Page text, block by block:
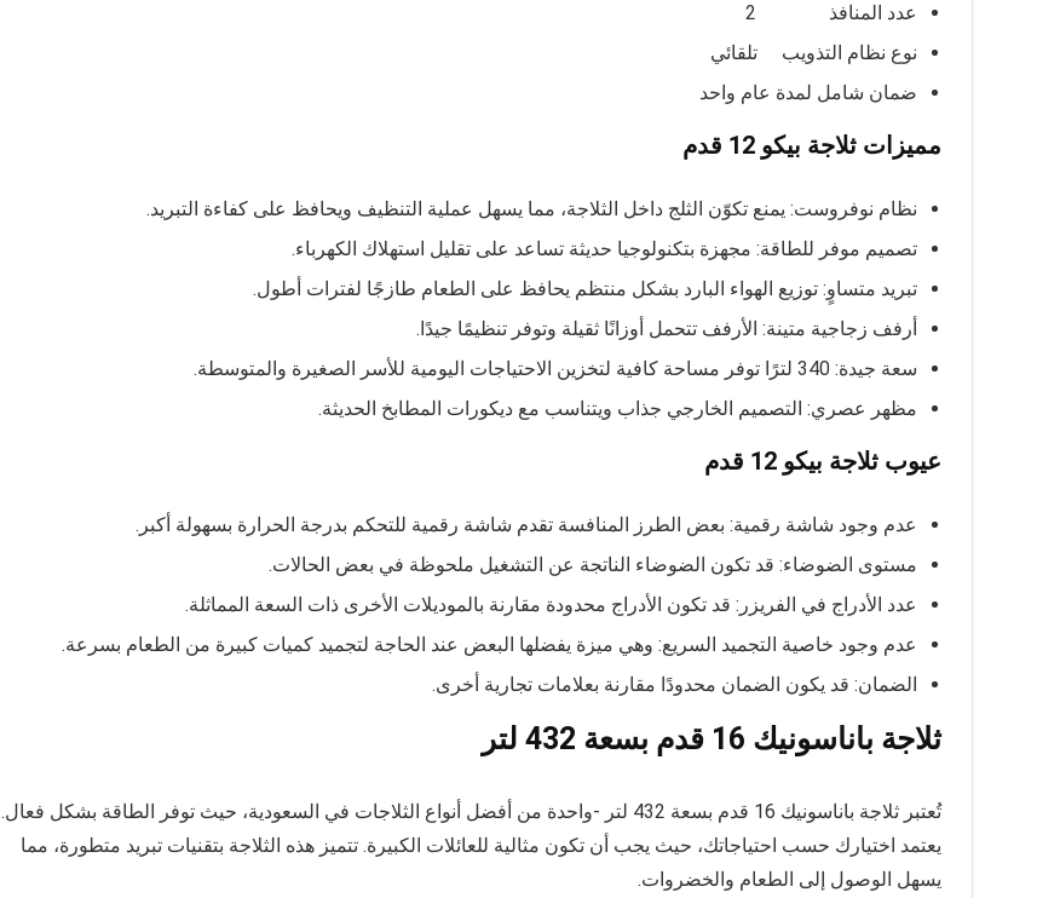
عدد المنافذ 2
نوع نظام التذويب تلقائي
ضمان شامل لمدة عام واحد
مميزات ثلاجة بيكو 12 قدم
نظام نوفروست: يمنع تكوّن الثلج داخل الثلاجة، مما يسهل عملية التنظيف ويحافظ على كفاءة التبريد.
تصميم موفر للطاقة: مجهزة بتكنولوجيا حديثة تساعد على تقليل استهلاك الكهرباء.
تبريد متساوٍ: توزيع الهواء البارد بشكل منتظم يحافظ على الطعام طازجًا لفترات أطول.
أرفف زجاجية متينة: الأرفف تتحمل أوزانًا ثقيلة وتوفر تنظيمًا جيدًا.
سعة جيدة: 340 لترًا توفر مساحة كافية لتخزين الاحتياجات اليومية للأسر الصغيرة والمتوسطة.
مظهر عصري: التصميم الخارجي جذاب ويتناسب مع ديكورات المطابخ الحديثة.
عيوب ثلاجة بيكو 12 قدم
عدم وجود شاشة رقمية: بعض الطرز المنافسة تقدم شاشة رقمية للتحكم بدرجة الحرارة بسهولة أكبر.
مستوى الضوضاء: قد تكون الضوضاء الناتجة عن التشغيل ملحوظة في بعض الحالات.
عدد الأدراج في الفريزر: قد تكون الأدراج محدودة مقارنة بالموديلات الأخرى ذات السعة المماثلة.
عدم وجود خاصية التجميد السريع: وهي ميزة يفضلها البعض عند الحاجة لتجميد كميات كبيرة من الطعام بسرعة.
الضمان: قد يكون الضمان محدودًا مقارنة بعلامات تجارية أخرى.
ثلاجة باناسونيك 16 قدم بسعة 432 لتر
تُعتبر ثلاجة باناسونيك 16 قدم بسعة 432 لتر -واحدة من أفضل أنواع الثلاجات في السعودية، حيث توفر الطاقة بشكل فعال.
يعتمد اختيارك حسب احتياجاتك، حيث يجب أن تكون مثالية للعائلات الكبيرة. تتميز هذه الثلاجة بتقنيات تبريد متطورة، مما
يسهل الوصول إلى الطعام والخضروات.